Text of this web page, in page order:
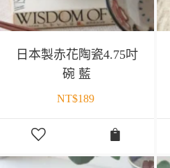
日本製赤花陶瓷4.75吋
碗 藍
NT$189